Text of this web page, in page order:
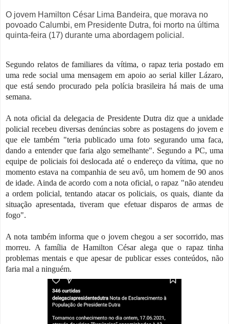
O jovem Hamilton César Lima Bandeira, que morava no
povoado Calumbi, em Presidente Dutra, foi morto na última
quinta-feira (17) durante uma abordagem policial.
Segundo relatos de familiares da vítima, o rapaz teria postado em
uma rede social uma mensagem em apoio ao serial killer Lázaro,
que está sendo procurado pela polícia brasileira há mais de uma
semana.
A nota oficial da delegacia de Presidente Dutra diz que a unidade
policial recebeu diversas denúncias sobre as postagens do jovem e
que ele também "teria publicado uma foto segurando uma faca,
dando a entender que faria algo semelhante". Segundo a PC, uma
equipe de policiais foi deslocada até o endereço da vítima, que no
momento estava na companhia de seu avô, um homem de 90 anos
de idade. Ainda de acordo com a nota oficial, o rapaz "não atendeu
a ordem policial, tentando atacar os policiais, os quais, diante da
situação apresentada, tiveram que efetuar disparos de armas de
fogo".
A nota também informa que o jovem chegou a ser socorrido, mas
morreu. A família de Hamilton César alega que o rapaz tinha
problemas mentais e que apesar de publicar esses conteúdos, não
faria mal a ninguém.